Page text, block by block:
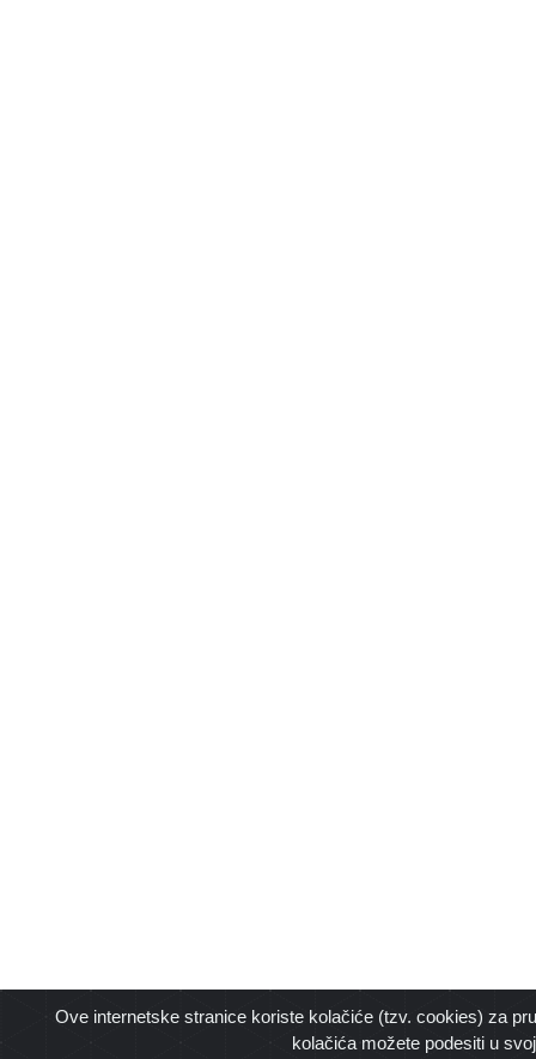
Ove internetske stranice koriste kolačiće (tzv. cookies) za
kolačića možete podesiti u